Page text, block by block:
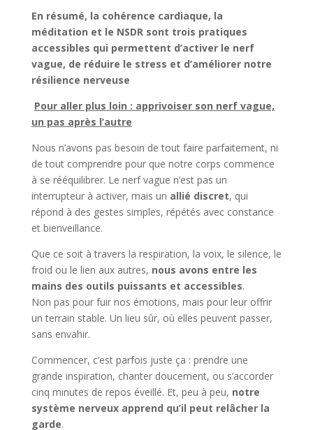
En résumé, la cohérence cardiaque, la
méditation et le NSDR sont trois pratiques
accessibles qui permettent d’activer le nerf
vague, de réduire le stress et d’améliorer notre
résilience nerveuse
Pour aller plus loin : apprivoiser son nerf vague,
un pas après l’autre
Nous n’avons pas besoin de tout faire parfaitement, ni
de tout comprendre pour que notre corps commence
à se rééquilibrer. Le nerf vague n’est pas un
interrupteur à activer, mais un allié discret, qui
répond à des gestes simples, répétés avec constance
et bienveillance.
Que ce soit à travers la respiration, la voix, le silence, le
froid ou le lien aux autres, nous avons entre les
mains des outils puissants et accessibles.
Non pas pour fuir nos émotions, mais pour leur offrir
un terrain stable. Un lieu sûr, où elles peuvent passer,
sans envahir.
Commencer, c’est parfois juste ça : prendre une
grande inspiration, chanter doucement, ou s’accorder
cinq minutes de repos éveillé. Et, peu à peu, notre
système nerveux apprend qu’il peut relâcher la
garde.